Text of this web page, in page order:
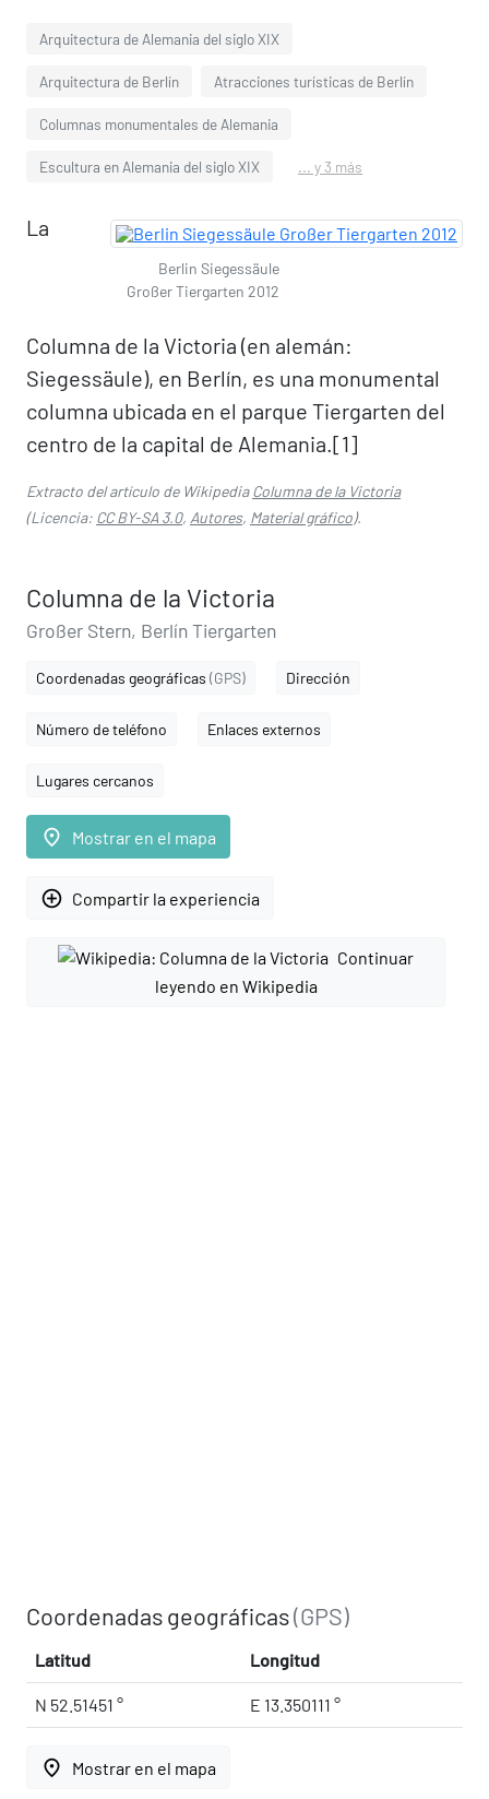
Arquitectura de Alemania del siglo XIX
Arquitectura de Berlín Atracciones turísticas de Berlín
Columnas monumentales de Alemania
Escultura en Alemania del siglo XIX ... y 3 más
Berlin Siegessäule
Großer Tiergarten 2012
La
Columna de la Victoria (en alemán:
Siegessäule), en Berlín, es una monumental
columna ubicada en el parque Tiergarten del
centro de la capital de Alemania.[1]​
Extracto del artículo de WikipediaColumna de la Victoria
(Licencia: CC BY-SA 3.0, Autores, Material gráfico).
Columna de la Victoria
Großer Stern, Berlín Tiergarten
Coordenadas geográficas (GPS) Dirección
Número de teléfono Enlaces externos
Lugares cercanos
place Mostrar en el mapa
add_circle_outline Compartir la experiencia
Continuar
leyendo en Wikipedia
Coordenadas geográficas(GPS)
Latitud Longitud
N 52.51451 ° E 13.350111 °
place Mostrar en el mapa